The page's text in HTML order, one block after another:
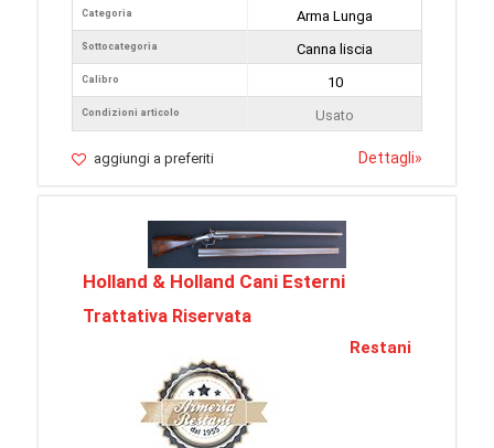
Categoria
Sottocategoria
Calibro
Condizioni articolo
Arma Lunga
Canna liscia
10
Usato
aggiungi a preferiti Dettagli»
Holland & Holland Cani Esterni
Trattativa Riservata
Restani